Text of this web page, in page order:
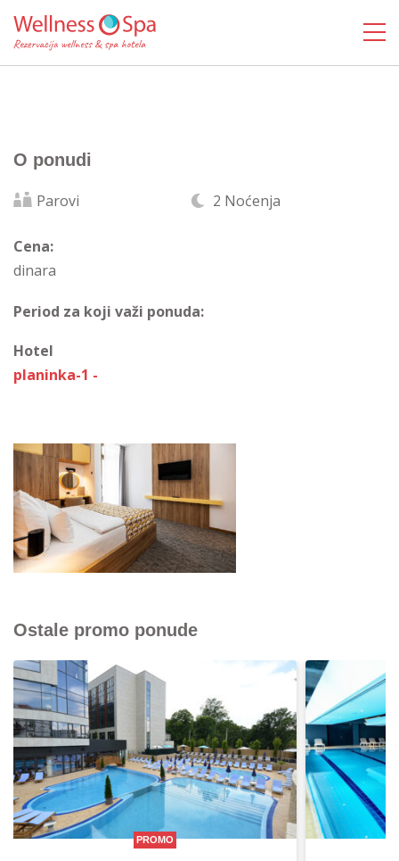
O ponudi
Parovi 2 Noćenja
Cena:
dinara
Period za koji važi ponuda:
Hotel
planinka-1 -
Ostale promo ponude
PROMO